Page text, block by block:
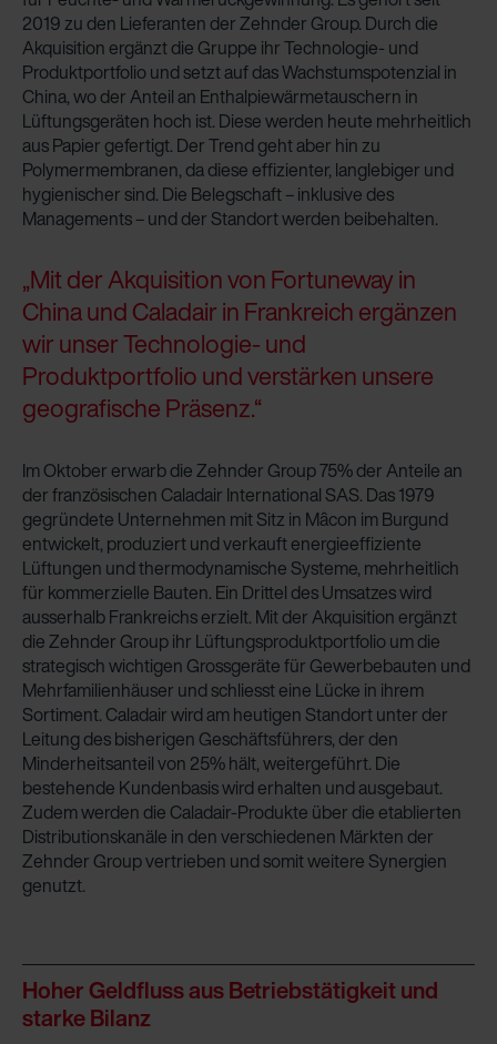
Zehnder Group Czech Republic s.r.o.: Zásady ochrany
osobních údajů
Zehnder Group France: Protection des données
Zehnder Group Ibérica SAU: Política de privacidad
Zehnder Group Italia S.r.l.: Privacy
Zehnder Group İç Mekan İklimlendirme Sanayi ve Ticaret
Limitet Şirketi: Web Sitesi Çerezleri
Zehnder Group Nederland bv: Privacyverklaringen
Zehnder Polska Sp. z o.o.: Oświadczenie o ochronie
danych Zehnder
Zehnder Group UK Limited: Privacy Policy
2019 zu den Lieferanten der Zehnder Group. Durch die
Akquisition ergänzt die Gruppe ihr Technologie- und
Produktportfolio und setzt auf das Wachstumspotenzial in
China, wo der Anteil an Enthalpiewärmetauschern in
Lüftungsgeräten hoch ist. Diese werden heute mehrheitlich
aus Papier gefertigt. Der Trend geht aber hin zu
Polymermembranen, da diese effizienter, langlebiger und
hygienischer sind. Die Belegschaft – inklusive des
Managements – und der Standort werden beibehalten.
„Mit der Akquisition von Fortuneway in
China und Caladair in Frankreich ergänzen
wir unser Technologie- und
Produktportfolio und verstärken unsere
geografische Präsenz.“
Im Oktober erwarb die Zehnder Group 75% der Anteile an
der französischen Caladair International SAS. Das 1979
gegründete Unternehmen mit Sitz in Mâcon im Burgund
entwickelt, produziert und verkauft energieeffiziente
Lüftungen und thermodynamische Systeme, mehrheitlich
für kommerzielle Bauten. Ein Drittel des Umsatzes wird
ausserhalb Frankreichs erzielt. Mit der Akquisition ergänzt
die Zehnder Group ihr Lüftungsproduktportfolio um die
strategisch wichtigen Grossgeräte für Gewerbebauten und
Mehrfamilienhäuser und schliesst eine Lücke in ihrem
Sortiment. Caladair wird am heutigen Standort unter der
Leitung des bisherigen Geschäftsführers, der den
Minderheitsanteil von 25% hält, weitergeführt. Die
bestehende Kundenbasis wird erhalten und ausgebaut.
Zudem werden die Caladair-Produkte über die etablierten
Distributionskanäle in den verschiedenen Märkten der
Zehnder Group vertrieben und somit weitere Synergien
genutzt.
Hoher Geldfluss aus Betriebstätigkeit und
starke Bilanz